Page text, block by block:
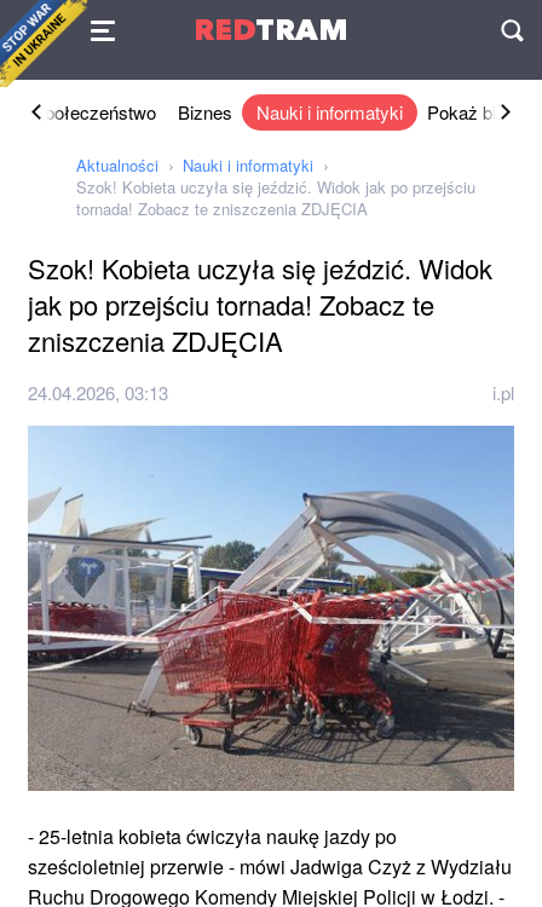
REDTRAM
Umowa
Społeczeństwo Biznes Nauki i informatyki Pokaż biznes
Aktualności
Nauki i informatyki
Szok! Kobieta uczyła się jeździć. Widok jak po przejściu
tornada! Zobacz te zniszczenia ZDJĘCIA
Szok! Kobieta uczyła się jeździć. Widok
jak po przejściu tornada! Zobacz te
zniszczenia ZDJĘCIA
24.04.2026, 03:13 i.pl
- 25-letnia kobieta ćwiczyła naukę jazdy po
sześcioletniej przerwie - mówi Jadwiga Czyż z Wydziału
Ruchu Drogowego Komendy Miejskiej Policji w Łodzi. -